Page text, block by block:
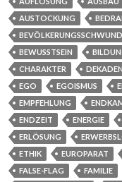
AUSTOCKUNG
BEVÖLKERUNGSSCHWUND
BEWUSSTSEIN
CHARAKTER
EGO
EGOISMUS
EMPFEHLUNG
ENDZEIT
ENERGIE
ERLÖSUNG
ETHIK
EUROPARAT
FALSE-FLAG
FAMILIE